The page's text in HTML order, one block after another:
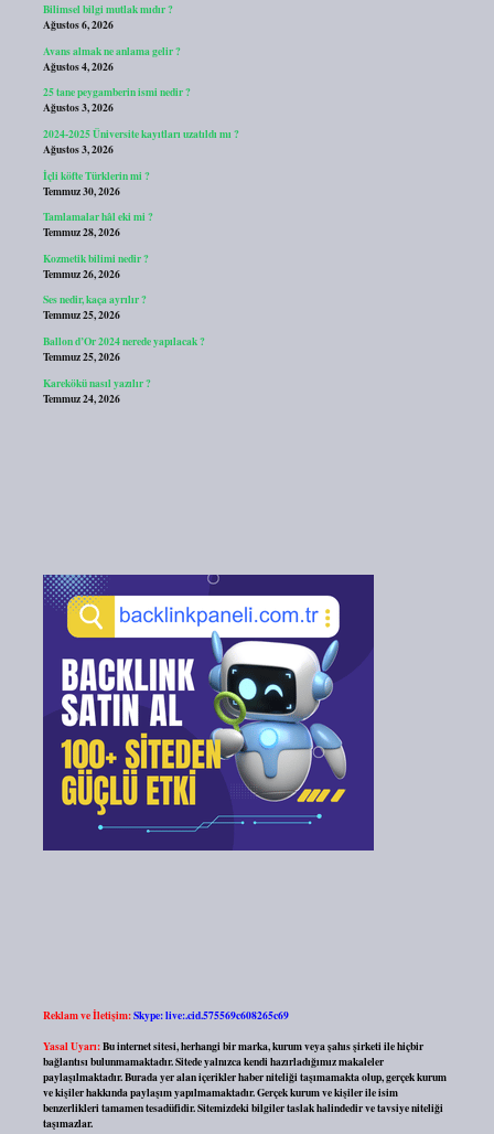
Bilimsel bilgi mutlak mıdır ?
Ağustos 6, 2026
Avans almak ne anlama gelir ?
Ağustos 4, 2026
25 tane peygamberin ismi nedir ?
Ağustos 3, 2026
2024-2025 Üniversite kayıtları uzatıldı mı ?
Ağustos 3, 2026
İçli köfte Türklerin mi ?
Temmuz 30, 2026
Tamlamalar hâl eki mi ?
Temmuz 28, 2026
Kozmetik bilimi nedir ?
Temmuz 26, 2026
Ses nedir, kaça ayrılır ?
Temmuz 25, 2026
Ballon d’Or 2024 nerede yapılacak ?
Temmuz 25, 2026
Karekökü nasıl yazılır ?
Temmuz 24, 2026
Reklam ve İletişim:Skype: live:.cid.575569c608265c69
Yasal Uyarı:Bu internet sitesi, herhangi bir marka, kurum veya şahıs şirketi ile hiçbir
bağlantısı bulunmamaktadır. Sitede yalnızca kendi hazırladığımız makaleler
paylaşılmaktadır. Burada yer alan içerikler haber niteliği taşımamakta olup, gerçek kurum
ve kişiler hakkında paylaşım yapılmamaktadır. Gerçek kurum ve kişiler ile isim
benzerlikleri tamamen tesadüfidir. Sitemizdeki bilgiler taslak halindedir ve tavsiye niteliği
taşımazlar.